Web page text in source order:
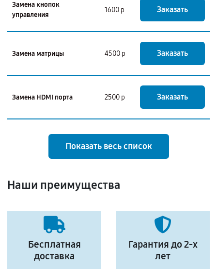
Замена кнопок
управления
1600 р Заказать
Замена матрицы 4500 р Заказать
Замена HDMI порта 2500 р Заказать
Показать весь список
Наши преимущества
Бесплатная
доставка
Гарантия до 2-х
лет